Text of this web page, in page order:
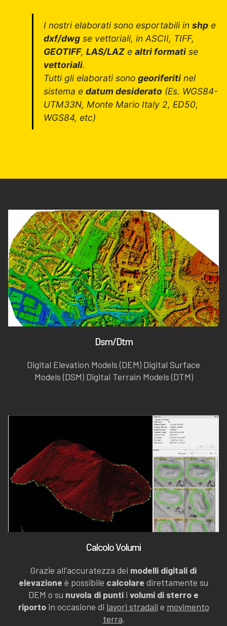
I nostri elaborati sono esportabili in shp e
dxf/dwg se vettoriali, in ASCII, TIFF,
GEOTIFF, LAS/LAZ e altri formati se
vettoriali.
Tutti gli elaborati sono georiferiti nel
sistema e datum desiderato (Es. WGS84-
UTM33N, Monte Mario Italy 2, ED50,
WGS84, etc)
Dsm/Dtm
Digital Elevation Models (DEM) Digital Surface
Models (DSM) Digital Terrain Models (DTM)
Calcolo Volumi
Grazie all'accuratezza dei modelli digitali di
elevazione è possibile calcolare direttamente su
DEM o su nuvola di punti i volumi di sterro e
riportoin occasione di lavori stradali e movimento
terra.